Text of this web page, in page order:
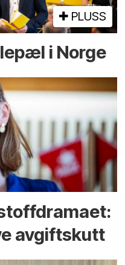
PLUSS
i Norge
avgiftskutt